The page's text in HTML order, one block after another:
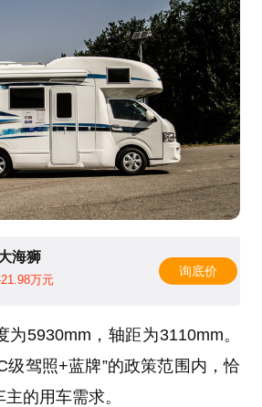
海狮
万元
询底价
为5930mm， 轴距为3110mm。
级驾照+蓝牌”的政策范围内，恰
的用车需求。